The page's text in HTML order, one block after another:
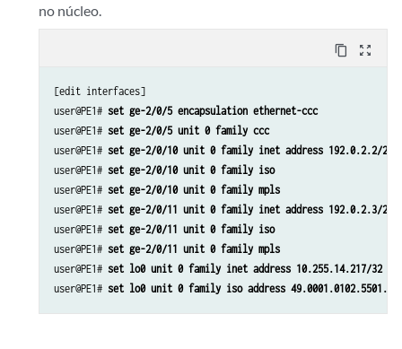
no núcleo.
content_copy zoom_out_map
[edit interfaces]
user@PE1# set ge-2/0/5 encapsulation ethernet-ccc
user@PE1# set ge-2/0/5 unit 0 family ccc
user@PE1# set ge-2/0/10 unit 0 family inet address 192.0.2.2/24
user@PE1# set ge-2/0/10 unit 0 family iso
user@PE1# set ge-2/0/10 unit 0 family mpls
user@PE1# set ge-2/0/11 unit 0 family inet address 192.0.2.3/24
user@PE1# set ge-2/0/11 unit 0 family iso
user@PE1# set ge-2/0/11 unit 0 family mpls
user@PE1# set lo0 unit 0 family inet address 10.255.14.217/32
user@PE1# set lo0 unit 0 family iso address